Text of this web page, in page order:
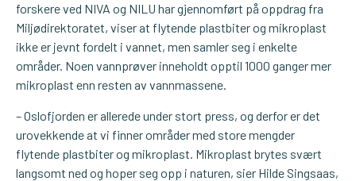
forskere ved NIVA og NILU har gjennomført på oppdrag fra
Miljødirektoratet, viser at flytende plastbiter og mikroplast
ikke er jevnt fordelt i vannet, men samler seg i enkelte
områder. Noen vannprøver inneholdt opptil 1000 ganger mer
mikroplast enn resten av vannmassene.
– Oslofjorden er allerede under stort press, og derfor er det
urovekkende at vi finner områder med store mengder
flytende plastbiter og mikroplast. Mikroplast brytes svært
langsomt ned og hoper seg opp i naturen, sier Hilde Singsaas,